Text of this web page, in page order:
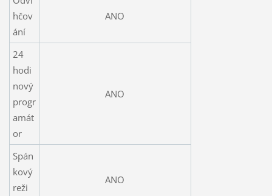
hčov
ání
ANO
24
hodi
nový
progr
amát
or
ANO
Spán
kový
reži
ANO